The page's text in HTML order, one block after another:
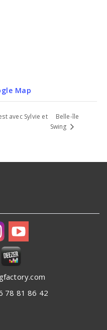
Map
avec Sylvie et
Belle-île
Swing
78 81 86 42